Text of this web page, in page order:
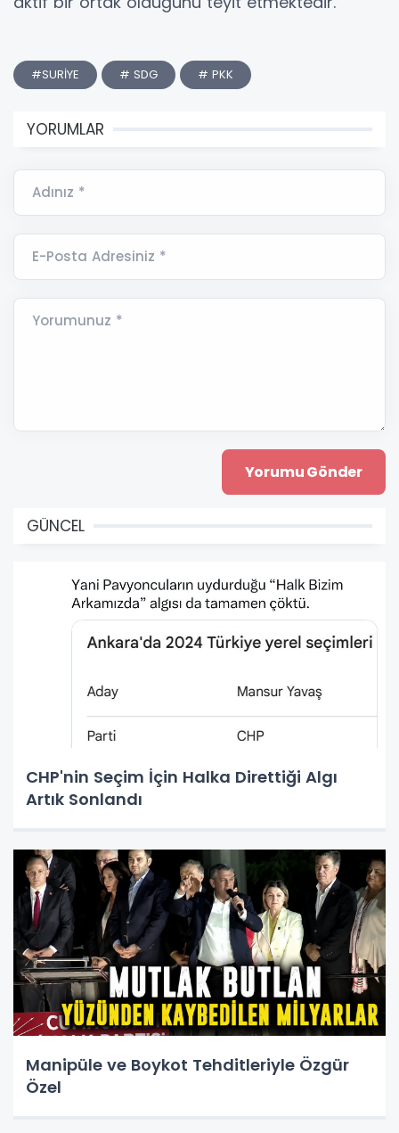
#SURİYE # SDG # PKK
YORUMLAR
Adınız *
E-Posta Adresiniz *
Yorumunuz *
GÜNCEL
CHP'nin Seçim İçin Halka Direttiği Algı
Artık Sonlandı
Manipüle ve Boykot Tehditleriyle Özgür
Özel